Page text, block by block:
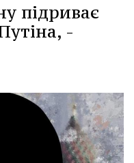
підриває
-